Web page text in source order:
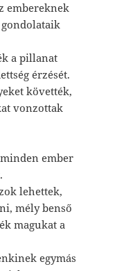
embereknek
a pillanat
érzését.
követték,
vonzottak
ember
lehettek,
mély benső
magukat a
egymás